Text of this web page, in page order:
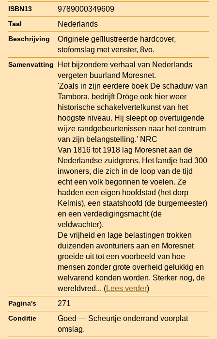
ISBN13 9789000349609
Taal Nederlands
Beschrijving
Originele geïllustreerde hardcover,
stofomslag met venster, 8vo.
Samenvatting
Het bijzondere verhaal van Nederlands
vergeten buurland Moresnet.
'Zoals in zijn eerdere boek De schaduw van
Tambora, bedrijft Dröge ook hier weer
historische schakelvertelkunst van het
hoogste niveau. Hij sleept op overtuigende
wijze randgebeurtenissen naar het centrum
van zijn belangstelling.' NRC
Van 1816 tot 1918 lag Moresnet aan de
Nederlandse zuidgrens. Het landje had 300
inwoners, die zich in de loop van de tijd
echt een volk begonnen te voelen. Ze
hadden een eigen hoofdstad (het dorp
Kelmis), een staatshoofd (de burgemeester)
en een verdedigingsmacht (de
veldwachter).
De vrijheid en lage belastingen trokken
duizenden avonturiers aan en Moresnet
groeide uit tot een voorbeeld van hoe
mensen zonder grote overheid gelukkig en
welvarend konden worden. Sterker nog, de
wereldvred... (Lees verder)
Pagina's 271
Conditie
Goed — Scheurtje onderrand voorplat
omslag.